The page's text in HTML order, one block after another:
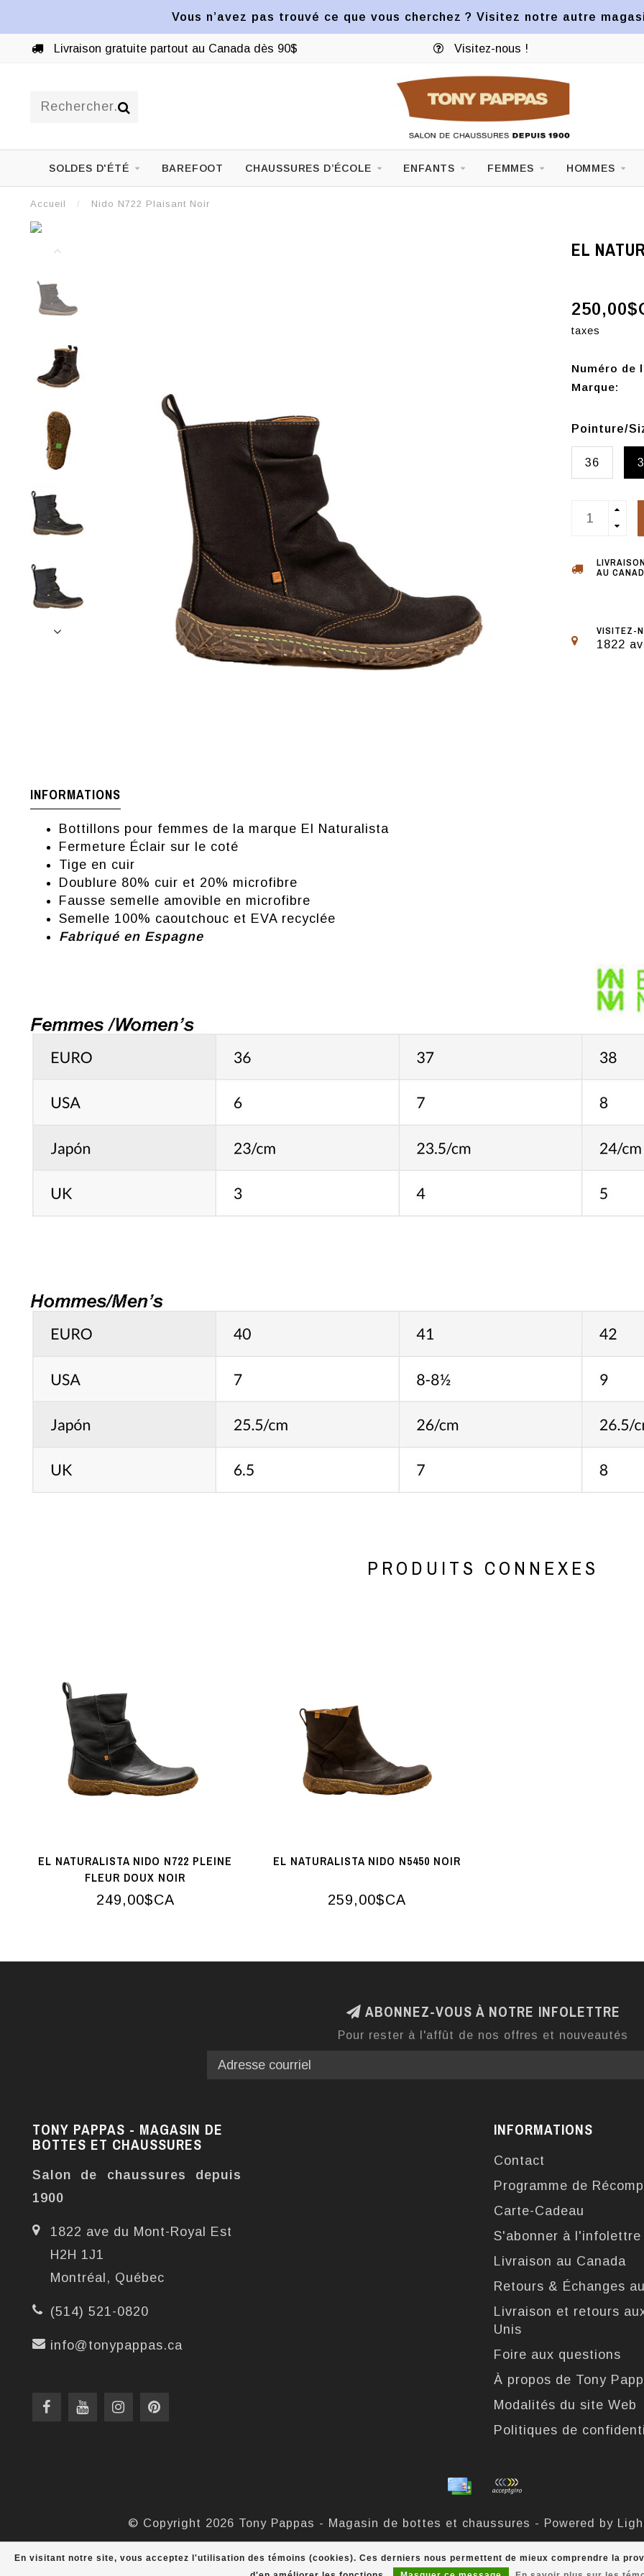
Vous n’avez pas trouvé ce que vous cherchez ? Visitez notre autre
Livraison gratuite partout au Canada dès 90$ Visitez-nous !
SOLDES D'ÉTÉ BAREFOOT CHAUSSURES D’ÉCOLE ENFANTS FEMMES HOMMES
Accueil / Nido N722 Plaisant Noir
EL
taxes
Numéro de
Marque:
Pointure/
36
AU
VISITEZ-
1822
INFORMATIONS
Bottillons pour femmes de la marque El Naturalista
Fermeture Éclair sur le coté
Tige en cuir
Doublure 80% cuir et 20% microfibre
Fausse semelle amovible en microfibre
Semelle 100% caoutchouc et EVA recyclée
Fabriqué en Espagne
PRODUITS CONNEXES
EL NATURALISTA NIDO N722 PLEINE
FLEUR DOUX NOIR
249,00$CA
EL NATURALISTA NIDO N5450 NOIR
259,00$CA
En visitant notre site, vous acceptez l'utilisation des témoins (cookies). Ces derniers nous permettent de mieux comprendre la
ABONNEZ-VOUS À NOTRE INFOLETTRE
Pour rester à l'affût de nos offres et nouveautés
TONY PAPPAS - MAGASIN DE
BOTTES ET CHAUSSURES
Salon de chaussures depuis
1900
1822 ave du Mont-Royal Est
H2H 1J1
Montréal, Québec
(514) 521-0820
info@tonypappas.ca
INFORMATIONS
Contact
Programme de
Carte-Cadeau
S'abonner à l'infolettre
Livraison au Canada
Retours & Échanges
Livraison et retours
Unis
Foire aux questions
À propos de Tony
Modalités du site Web
Politiques de
© Copyright 2026 Tony Pappas - Magasin de bottes et chaussures - Powered by